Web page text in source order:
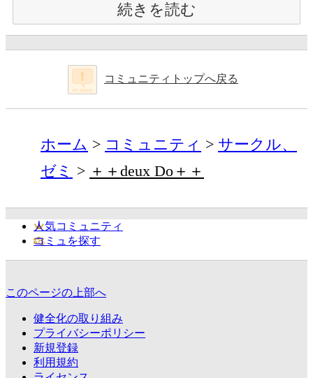
続きを読む
コミュニティトップへ戻る
ホーム コミュニティ
サークル、
ゼミ
＋＋deux Do＋＋
人気コミュニティ
コミュを探す
このページの上部へ
健全化の取り組み
プライバシーポリシー
新規登録
利用規約